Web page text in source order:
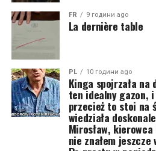
FR 9 години ago
La dernière table
PL 10 години ago
Kinga spojrzała na
ten idealny gazon, i
przecież to stoi na
wiedziała
Mirosław,
nie znałem